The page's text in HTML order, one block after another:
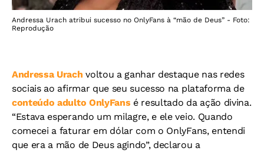
Andressa Urach atribui sucesso no OnlyFans à “mão de Deus” - Foto:
Reprodução
Andressa Urach voltou a ganhar destaque nas redes
sociais ao afirmar que seu sucesso na plataforma de
conteúdo adulto OnlyFans é resultado da ação divina.
“Estava esperando um milagre, e ele veio. Quando
comecei a faturar em dólar com o OnlyFans, entendi
que era a mão de Deus agindo”, declarou a